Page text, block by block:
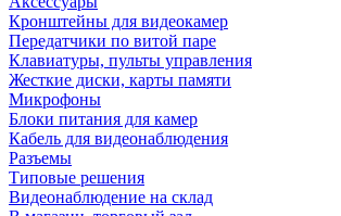
Кронштейны для видеокамер
Передатчики по витой паре
Клавиатуры, пульты управления
Жесткие диски, карты памяти
Микрофоны
Блоки питания для камер
Кабель для видеонаблюдения
Разъемы
Типовые решения
Видеонаблюдение на склад